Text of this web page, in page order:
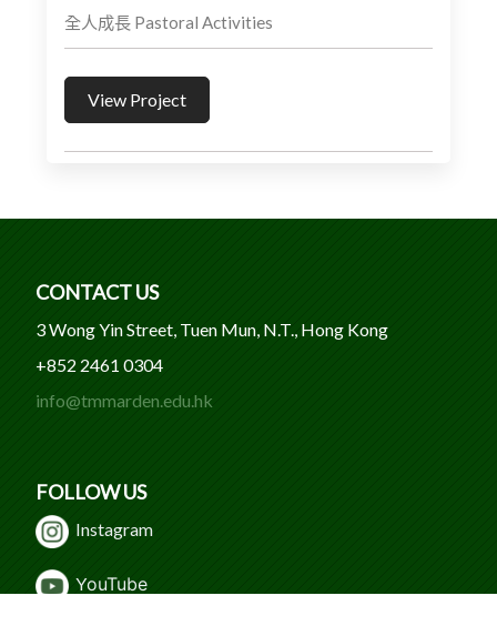
全人成長 Pastoral Activities
View Project
CONTACT US
3 Wong Yin Street, Tuen Mun, N.T., Hong Kong
+852 2461 0304
info@tmmarden.edu.hk
FOLLOW US
Instagram
YouTube